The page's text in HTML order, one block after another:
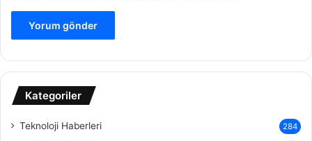
Kategoriler
Teknoloji Haberleri 284